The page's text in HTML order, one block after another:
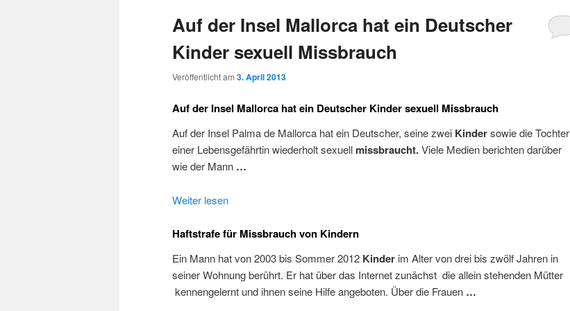
Auf der Insel Mallorca hat ein Deutscher
Kinder sexuell Missbrauch
Veröffentlicht am 3. April 2013
Auf der Insel Mallorca hat ein Deutscher Kinder sexuell Missbrauch
Auf der Insel Palma de Mallorca hat ein Deutscher, seine zwei Kindersowie die Tochter
einer Lebensgefährtin wiederholt sexuell missbraucht.Viele Medien berichten darüber
wie der Mann …
Weiter lesen
Haftstrafe für Missbrauch von Kindern
Ein Mann hat von 2003 bis Sommer 2012 Kinder im Alter von drei bis zwölf Jahren in
seiner Wohnung berührt. Er hat über das Internet zunächst die allein stehenden Mütter
kennengelernt und ihnen seine Hilfe angeboten. Über die Frauen …